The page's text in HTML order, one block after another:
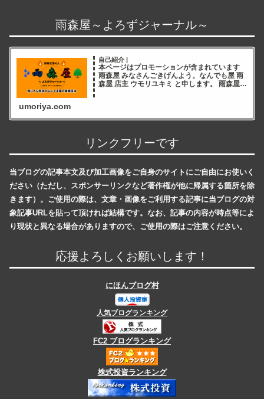
雨森屋～よろずジャーナル～
自己紹介 |
本ページはプロモーションが含まれています
雨森屋 みなさんごきげんよう。なんでも屋 雨
森屋 店主 ウモリユキミ と申します。 雨森屋店
umoriya.com
リンクフリーです
当ブログの記事本文及び加工画像をご自身のサイトにご自由にお使いく
ださい（ただし、スポンサーリンクなど著作権が他に帰属する箇所を除
きます）。ご使用の際は、文章・画像をご利用する記事に当ブログの対
象記事URLを貼って頂ければ結構です。なお、記事の内容が時点等によ
り現状と異なる場合がありますので、ご使用の際はご注意ください。
応援よろしくお願いします！
にほんブログ村
人気ブログランキング
FC2 ブログランキング
株式投資ランキング